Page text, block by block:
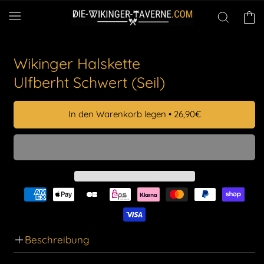
zum
Inhalt
Wikinger Halskette
Ulfberht Schwert (Seil)
In den Warenkorb legen • 26,90€
Beschreibung